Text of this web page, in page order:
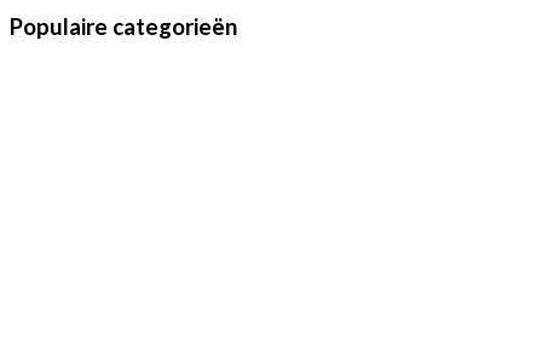
Populaire categorieën